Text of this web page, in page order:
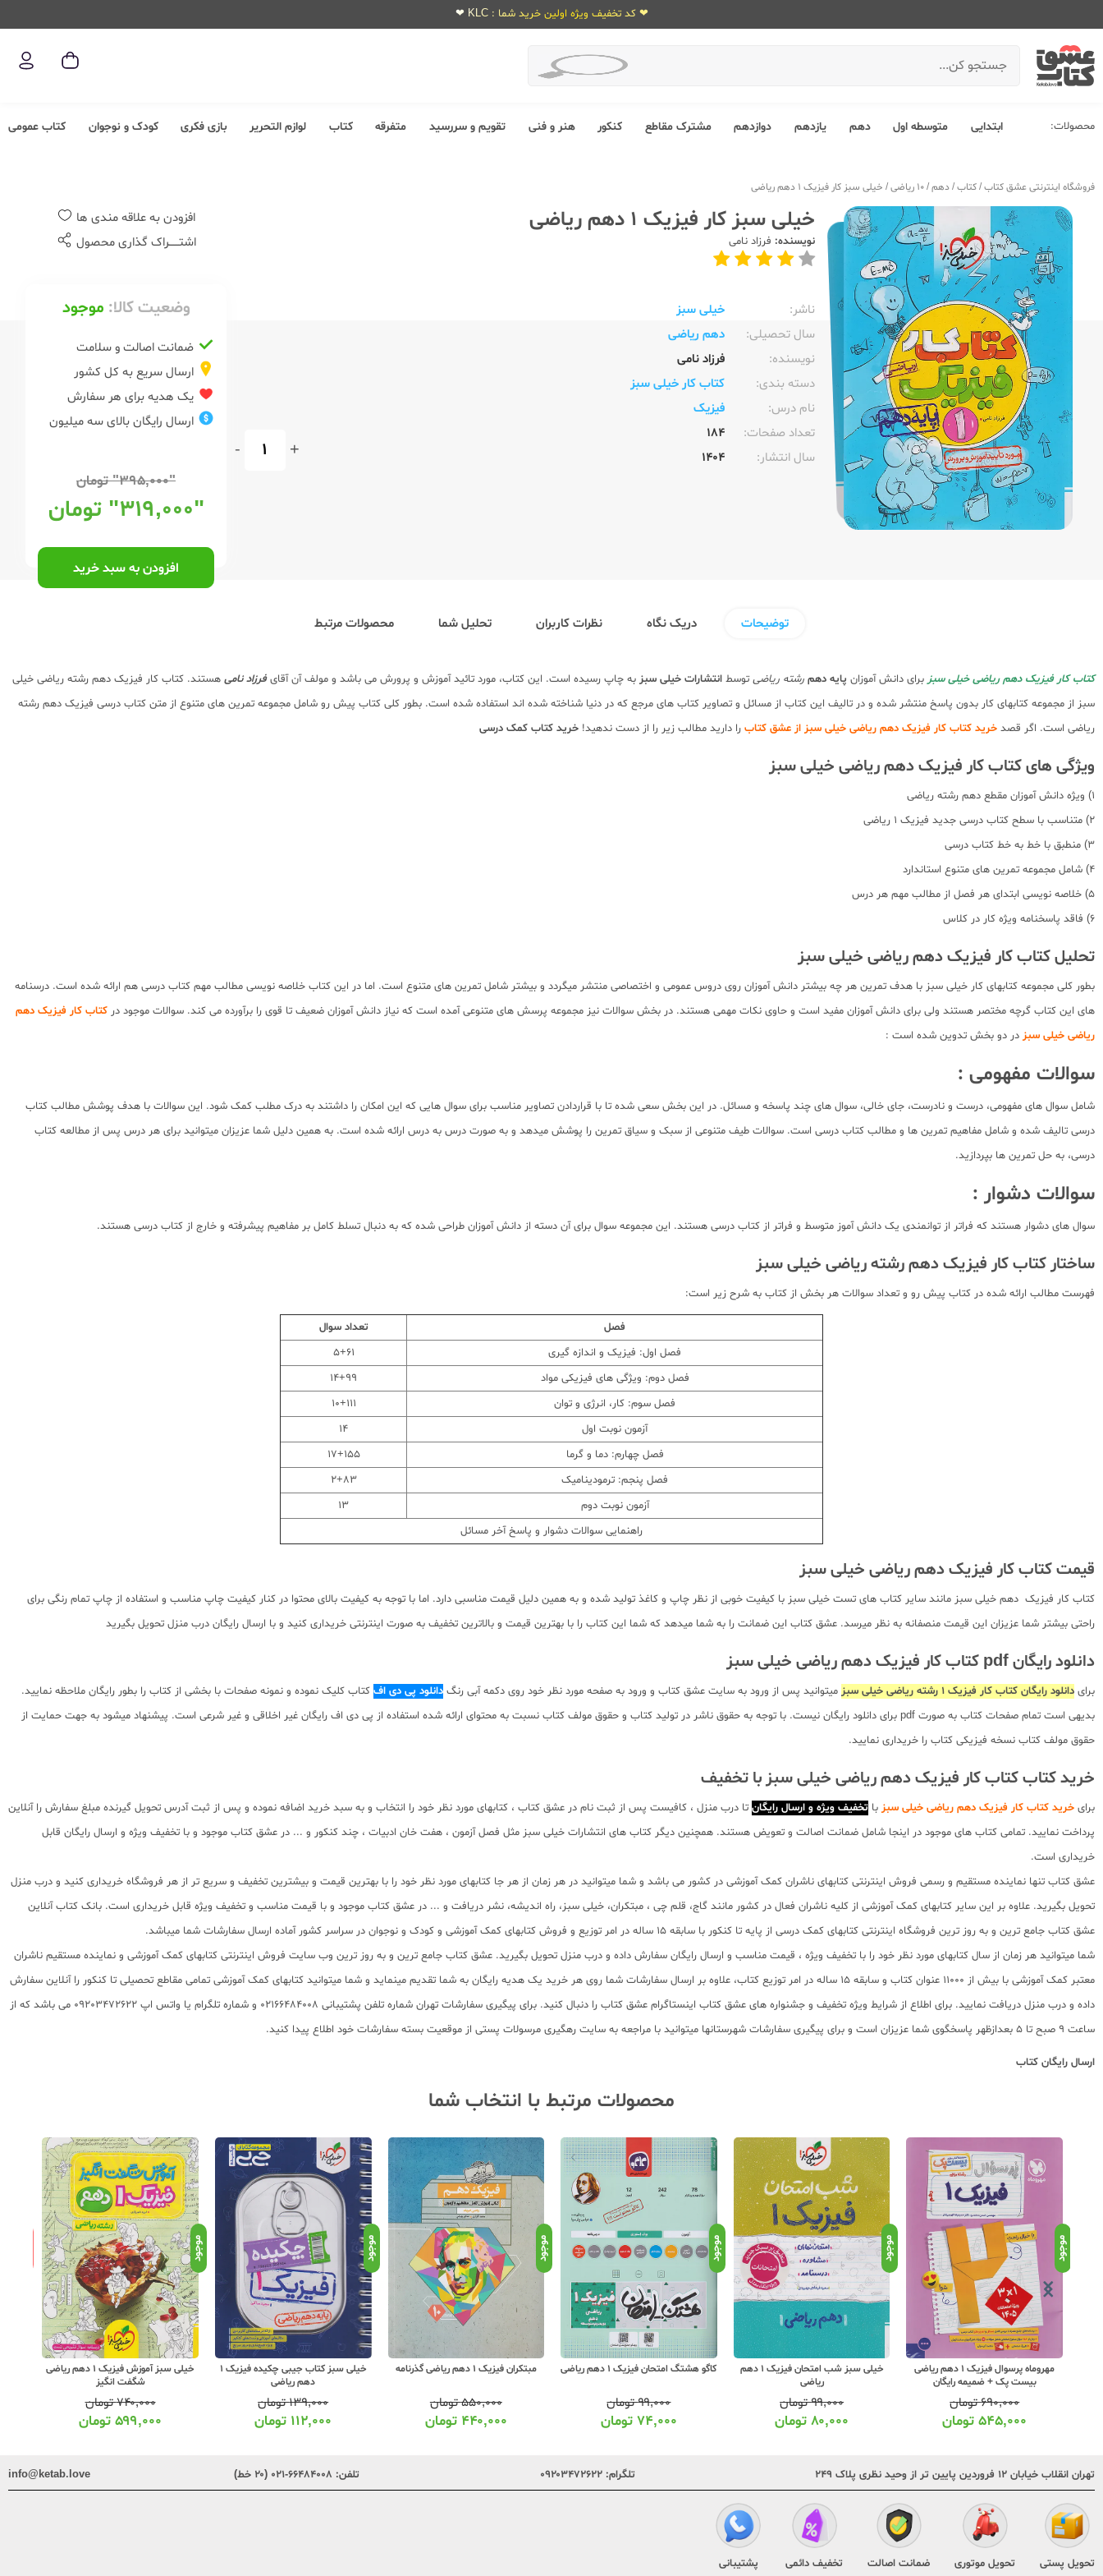
❤ کد تخفیف ویژه اولین خرید شما : KLC ❤
محصولات: ابتدایی متوسطه اول دهم یازدهم دوازدهم مشترک مقاطع کنکور هنر و فنی تقویم و سررسید متفرقه کتاب لوازم التحریر بازی فکری کودک و نوجوان کتاب عمومی
فروشگاه اینترنتی عشق کتاب/کتاب/دهم/10 ریاضی / خیلی سبز کار فیزیک 1 دهم ریاضی
خیلی سبز کار فیزیک 1 دهم ریاضی
نویسنده: فرزاد نامی
ناشر:‌
خیلی سبز
سال تحصیلی:‌
دهم ریاضی
نویسنده:‌
فرزاد نامی
دسته بندی:
کتاب کار خیلی سبز
نام درس:
فیزیک
تعداد صفحات:‌
184
سال انتشار:‌
1404
+
-
افزودن به علاقه مندی ها
اشتــــــراک گذاری محصول
وضعیت کالا: موجود
ضمانت اصالت و سلامت
ارسال سریع به کل کشور
یک هدیه برای هر سفارش
ارسال رایگان بالای سه میلیون
"۳۹۵,۰۰۰" تومان
"۳۱۹,۰۰۰" تومان
افزودن به سبد خرید
توضیحات دریک نگاه نظرات کاربران تحلیل شما محصولات مرتبط
کتاب کار فیزیک دهم ریاضی خیلی سبزبرای دانش آموزان پایه دهم رشته ریاضی توسط انتشارات خیلی سبز به چاپ رسیده است. این کتاب، مورد تائید آموزش و پرورش می باشد و مولف آن آقایفرزاد نامی هستند. کتاب کار فیزیک دهم رشته ریاضی خیلی
سبز از مجموعه کتابهای کار بدون پاسخ منتشر شده و در تالیف این کتاب از مسائل و تصاویر کتاب های مرجع که در دنیا شناخته شده اند استفاده شده است. بطور کلی کتاب پیش رو شامل مجموعه تمرین های متنوع از متن کتاب درسی فیزیک دهم رشته
ریاضی است. اگر قصد خرید کتاب کار فیزیک دهم ریاضی خیلی سبز از عشق کتاب را دارید مطالب زیر را از دست ندهید! خرید کتاب کمک درسی
ویژگی های کتاب کار فیزیک دهم ریاضی خیلی سبز
1) ویژه دانش آموزان مقطع دهم رشته ریاضی
2) متناسب با سطح کتاب درسی جدید فیزیک 1 ریاضی
3) منطبق با خط به خط کتاب درسی
4) شامل مجموعه تمرین های متنوع استاندارد
5) خلاصه نویسی ابتدای هر فصل از مطالب مهم هر درس
6) فاقد پاسخنامه ویژه کار در کلاس
تحلیل کتاب کار فیزیک دهم ریاضی خیلی سبز
بطور کلی مجموعه کتابهای کار خیلی سبز با هدف تمرین هر چه بیشتر دانش آموزان روی دروس عمومی و اختصاصی منتشر میگردد و بیشتر شامل تمرین های متنوع است. اما در این کتاب خلاصه نویسی مطالب مهم کتاب درسی هم ارائه شده است. درسنامه
های این کتاب گرچه مختصر هستند ولی برای دانش آموزان مفید است و حاوی نکات مهمی هستند. در بخش سوالات نیز مجموعه پرسش های متنوعی آمده است که نیاز دانش آموزان ضعیف تا قوی را برآورده می کند. سوالات موجود در کتاب کار فیزیک دهم
ریاضی خیلی سبز در دو بخش تدوین شده است :
سوالات مفهومی :
شامل سوال های مفهومی، درست و نادرست، جای خالی، سوال های چند پاسخه و مسائل. در این بخش سعی شده تا با قراردادن تصاویر مناسب برای سوال هایی که این امکان را داشتند به درک مطلب کمک شود. این سوالات با هدف پوشش مطالب کتاب
درسی تالیف شده و شامل مفاهیم تمرین ها و مطالب کتاب درسی است. سوالات طیف متنوعی از سبک و سیاق تمرین را پوشش میدهد و به صورت درس به درس ارائه شده است. به همین دلیل شما عزیزان میتوانید برای هر درس پس از مطالعه کتاب
درسی، به حل تمرین ها بپردازید.
سوالات دشوار :
سوال های دشوار هستند که فراتر از توانمندی یک دانش آموز متوسط و فراتر از کتاب درسی هستند. این مجموعه سوال برای آن دسته از دانش آموزان طراحی شده که به دنبال تسلط کامل بر مفاهیم پیشرفته و خارج از کتاب درسی هستند.
ساختار کتاب کار فیزیک دهم رشته ریاضی خیلی سبز
فهرست مطالب ارائه شده در کتاب پیش رو و تعداد سوالات هر بخش از کتاب به شرح زیر است:
فصل
تعداد سوال
فصل اول: فیزیک و اندازه گیری
5+61
فصل دوم: ویژگی های فیزیکی مواد
14+99
فصل سوم: کار، انرژی و توان
10+111
آزمون نوبت اول
14
فصل چهارم: دما و گرما
17+155
فصل پنجم: ترمودینامیک
2+83
آزمون نوبت دوم
13
راهنمایی سوالات دشوار و پاسخ آخر مسائل
قیمت کتاب کار فیزیک دهم ریاضی خیلی سبز
کتاب کار فیزیک دهم خیلی سبز مانند سایر کتاب های تست خیلی سبز با کیفیت خوبی از نظر چاپ و کاغذ تولید شده و به همین دلیل قیمت مناسبی دارد. اما با توجه به کیفیت بالای محتوا در کنار کیفیت چاپ مناسب و استفاده از چاپ تمام رنگی برای
راحتی بیشتر شما عزیزان این قیمت منصفانه به نظر میرسد. عشق کتاب این ضمانت را به شما میدهد که شما این کتاب را با بهترین قیمت و بالاترین تخفیف به صورت اینترنتی خریداری کنید و با ارسال رایگان درب منزل تحویل بگیرید
دانلود رایگان pdf کتاب کار فیزیک دهم ریاضی خیلی سبز
برای دانلود رایگان کتاب کار فیزیک 1 رشته ریاضی خیلی سبز میتوانید پس از ورود به سایت عشق کتاب و ورود به صفحه مورد نظر خود روی دکمه آبی رنگ دانلود پی دی اف کتاب کلیک نموده و نمونه صفحات با بخشی از کتاب را بطور رایگان ملاحظه نمایید.
بدیهی است تمام صفحات کتاب به صورت pdf برای دانلود رایگان نیست. با توجه به حقوق ناشر در تولید کتاب و حقوق مولف کتاب نسبت به محتوای ارائه شده استفاده از پی دی اف رایگان غیر اخلاقی و غیر شرعی است. پیشنهاد میشود به جهت حمایت از
حقوق مولف کتاب نسخه فیزیکی کتاب را خریداری نمایید.
خرید کتاب کتاب کار فیزیک دهم ریاضی خیلی سبز با تخفیف
برای خرید کتاب کار فیزیک دهم ریاضی خیلی سبز با تخفیف ویژه و ارسال رایگان تا درب منزل ، کافیست پس از ثبت نام در عشق کتاب ، کتابهای مورد نظر خود را انتخاب و به سبد خرید اضافه نموده و پس از ثبت آدرس تحویل گیرنده مبلغ سفارش را آنلاین
پرداخت نمایید. تمامی کتاب های موجود در اینجا شامل ضمانت اصالت و تعویض هستند. همچنین دیگر کتاب های انتشارات خیلی سبز مثل فصل آزمون ، هفت خان ادبیات ، چند کنکور و ... در عشق کتاب موجود و با تخفیف ویژه و ارسال رایگان قابل
خریداری است.
عشق کتاب تنها نماینده مستقیم و رسمی فروش اینترنتی کتابهای ناشران کمک آموزشی در کشور می باشد و شما میتوانید در هر زمان از هر جا کتابهای مورد نظر خود را با بهترین قیمت و بیشترین تخفیف و سریع تر از هر فروشگاه خریداری کنید و درب منزل
تحویل بگیرید. علاوه بر این سایر کتابهای کمک آموزشی از کلیه ناشران فعال در کشور مانند گاج، قلم چی ، مبتکران، خیلی سبز، راه اندیشه، نشر دریافت و ... در عشق کتاب موجود و با قیمت مناسب و تخفیف ویژه قابل خریداری است. بانک کتاب آنلاین
عشق کتاب جامع ترین و به روز ترین فروشگاه اینترنتی کتابهای کمک درسی از پایه تا کنکور با سابقه 15 ساله در امر توزیع و فروش کتابهای کمک آموزشی و کودک و نوجوان در سراسر کشور آماده ارسال سفارشات شما میباشد.
شما میتوانید هر زمان از سال کتابهای مورد نظر خود را با تخفیف ویژه ، قیمت مناسب و ارسال رایگان سفارش داده و درب منزل تحویل بگیرید. عشق کتاب جامع ترین و به روز ترین وب سایت فروش اینترنتی کتابهای کمک آموزشی و نماینده مستقیم ناشران
معتبر کمک آموزشی با بیش از 11000 عنوان کتاب و سابقه 15 ساله در امر توزیع کتاب، علاوه بر ارسال سفارشات شما روی هر خرید یک هدیه رایگان به شما تقدیم مینماید و شما میتوانید کتابهای کمک آموزشی تمامی مقاطع تحصیلی تا کنکور را آنلاین سفارش
داده و درب منزل دریافت نمایید. برای اطلاع از شرایط ویژه تخفیف و جشنواره های عشق کتاب اینستاگرام عشق کتاب را دنبال کنید. برای پیگیری سفارشات تهران شماره تلفن پشتیبانی 02166484008 و شماره تلگرام یا واتس اپ 09203472622 می باشد که از
ساعت 9 صبح تا 5 بعدازظهر پاسخگوی شما عزیزان است و برای پیگیری سفارشات شهرستانها میتوانید با مراجعه به سایت رهگیری مرسولات پستی از موقعیت بسته سفارشات خود اطلاع پیدا کنید.
ارسال رایگان کتاب
محصولات مرتبط با انتخاب شما
موجود
مهروماه پرسوال فیزیک 1 دهم ریاضی
بیست پک + ضمیمه رایگان
۶۹۰,۰۰۰تومان
۵۴۵,۰۰۰تومان
موجود
خیلی سبز شب امتحان فیزیک 1 دهم
ریاضی
۹۹,۰۰۰تومان
۸۰,۰۰۰تومان
موجود
کاگو هشتگ امتحان فیزیک 1 دهم ریاضی
۹۹,۰۰۰تومان
۷۴,۰۰۰ تومان
موجود
مبتکران فیزیک 1 دهم ریاضی گذرنامه
۵۵۰,۰۰۰تومان
۴۴۰,۰۰۰ تومان
موجود
خیلی سبز کتاب جیبی چکیده فیزیک 1
دهم ریاضی
۱۳۹,۰۰۰تومان
۱۱۲,۰۰۰ تومان
موجود
خیلی سبز آموزش فیزیک 1 دهم ریاضی
شگفت انگیز
۷۴۰,۰۰۰تومان
۵۹۹,۰۰۰تومان
تهران انقلاب خیابان ۱۲ فروردین پایین تر از وحید نظری پلاک ۲۴۹ تلگرام: ۰۹۲۰۳۴۷۲۶۲۲ تلفن: ۶۶۴۸۴۰۰۸-۰۲۱ (۲۰ خط) info@ketab.love
تحویل پستی تحویل موتوری ضمانت اصالت تخفیف دائمی پشتیبانی